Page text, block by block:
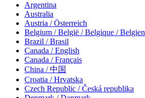
Argentina
Australia
Austria / Österreich
Belgium / België / Belgique / Belgien
Brazil / Brasil
Canada / English
Canada / Français
China / 中国
Croatia / Hrvatska
Czech Republic / Česká republika